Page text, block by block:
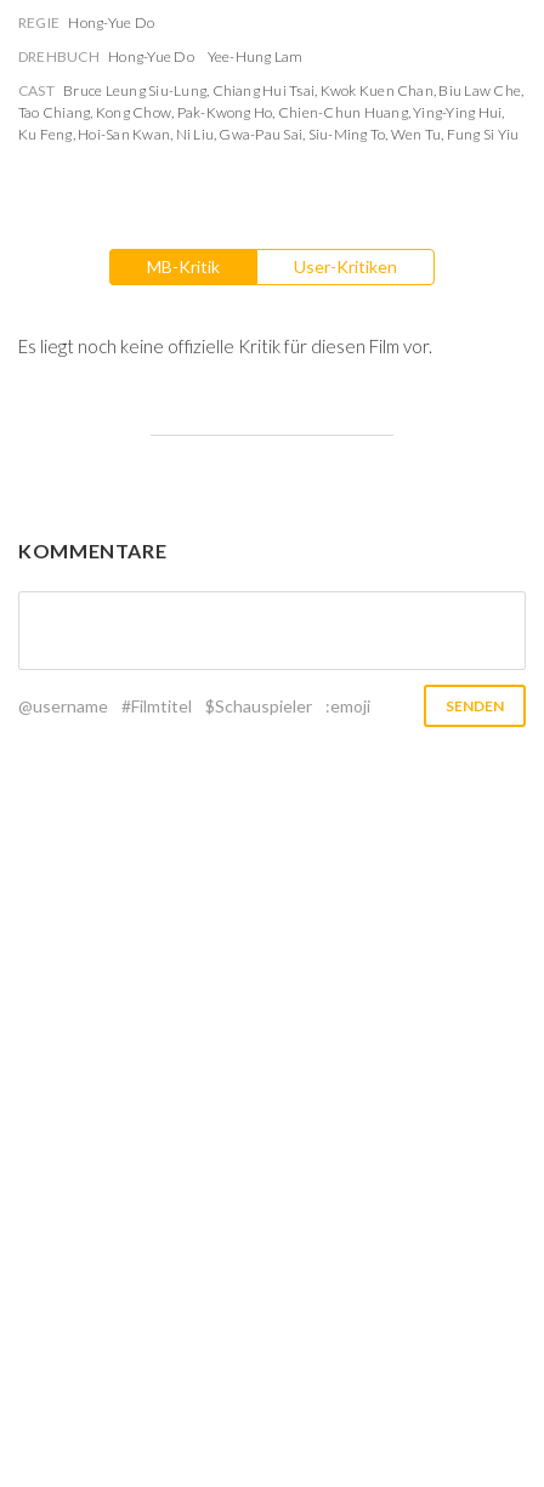
REGIE Hong-Yue Do
DREHBUCH Hong-Yue Do
Yee-Hung Lam
CAST Bruce Leung Siu-Lung, Chiang Hui Tsai, Kwok Kuen Chan, Biu Law Che,
Tao Chiang, Kong Chow, Pak-Kwong Ho, Chien-Chun Huang,Ying-Ying Hui,
Ku Feng, Hoi-San Kwan, Ni Liu, Gwa-Pau Sai, Siu-Ming To, Wen Tu, Fung Si Yiu
MB-Kritik User-Kritiken
Es liegt noch keine offizielle Kritik für diesen Film vor.
KOMMENTARE
@username #Filmtitel $Schauspieler :emoji